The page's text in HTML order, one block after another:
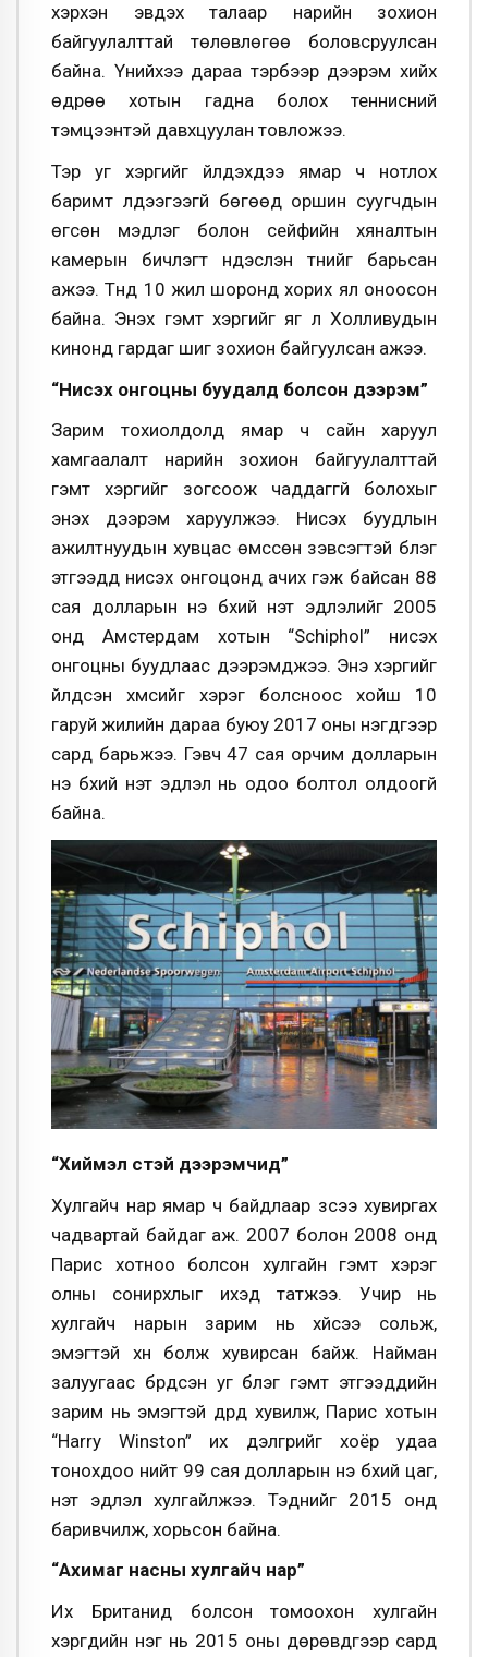
хэрхэн эвдэх талаар нарийн зохион
байгуулалттай төлөвлөгөө боловсруулсан
байна. Үүнийхээ дараа тэрбээр дээрэм хийх
өдрөө хотын гадна болох теннисний
тэмцээнтэй давхцуулан товложээ.
Тэр уг хэргийг үйлдэхдээ ямар ч нотлох
баримт үлдээгээгүй бөгөөд оршин суугчдын
өгсөн мэдүүлэг болон сейфийн хяналтын
камерын бичлэгт үндэслэн түүнийг барьсан
ажээ. Түүнд 10 жил шоронд хорих ял оноосон
байна. Энэхүү гэмт хэргийг яг л Холливудын
кинонд гардаг шиг зохион байгуулсан ажээ.
“Нисэх онгоцны буудалд болсон дээрэм”
Зарим тохиолдолд ямар ч сайн харуул
хамгаалалт нарийн зохион байгуулалттай
гэмт хэргийг зогсоож чаддаггүй болохыг
энэхүү дээрэм харуулжээ. Нисэх буудлын
ажилтнуудын хувцас өмссөн зэвсэгтэй бүлэг
этгээдүүд нисэх онгоцонд ачих гэж байсан 88
сая долларын үнэ бүхий үнэт эдлэлийг 2005
онд Амстердам хотын “Schiphol” нисэх
онгоцны буудлаас дээрэмджээ. Энэ хэргийг
үйлдсэн хүмүүсийг хэрэг болсноос хойш 10
гаруй жилийн дараа буюу 2017 оны нэгдүгээр
сард барьжээ. Гэвч 47 сая орчим долларын
үнэ бүхий үнэт эдлэл нь одоо болтол олдоогүй
байна.
“Хиймэл үстэй дээрэмчид”
Хулгайч нар ямар ч байдлаар зүсээ хувиргах
чадвартай байдаг аж. 2007 болон 2008 онд
Парис хотноо болсон хулгайн гэмт хэрэг
олны сонирхлыг ихэд татжээ. Учир нь
хулгайч нарын зарим нь хүйсээ сольж,
эмэгтэй хүн болж хувирсан байж. Найман
залуугаас бүрдсэн уг бүлэг гэмт этгээдүүдийн
зарим нь эмэгтэй дүрд хувилж, Парис хотын
“Harry Winston” их дэлгүүрийг хоёр удаа
тонохдоо нийт 99 сая долларын үнэ бүхий цаг,
үнэт эдлэл хулгайлжээ. Тэднийг 2015 онд
баривчилж, хорьсон байна.
“Ахимаг насны хулгайч нар”
Их Британид болсон томоохон хулгайн
хэргүүдийн нэг нь 2015 оны дөрөвдүгээр сард